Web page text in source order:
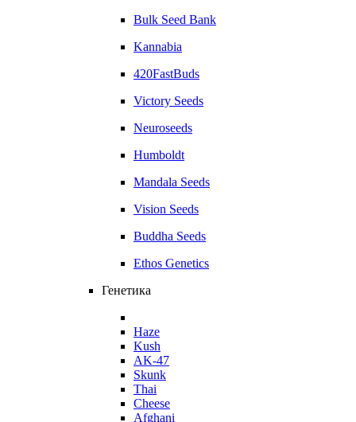
Bulk Seed Bank
Kannabia
420FastBuds
Victory Seeds
Neuroseeds
Humboldt
Mandala Seeds
Vision Seeds
Buddha Seeds
Ethos Genetics
Генетика
Haze
Kush
AK-47
Skunk
Thai
Cheese
Afghani